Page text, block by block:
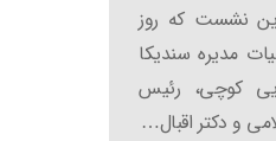
نشست که روز
هیات مدیره سندیکا
کوچی، رئیس
و دکتر اقبال…